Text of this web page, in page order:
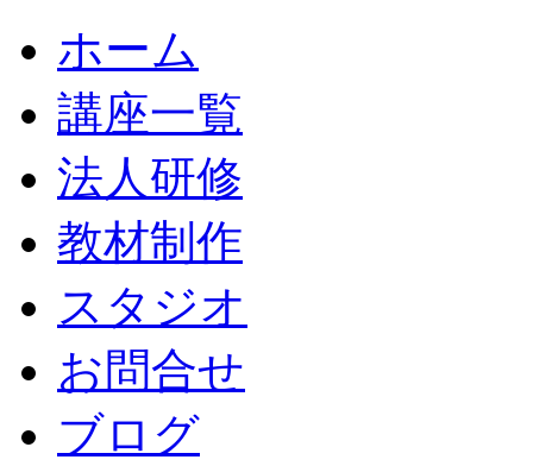
ホーム
講座一覧
法人研修
教材制作
スタジオ
お問合せ
ブログ